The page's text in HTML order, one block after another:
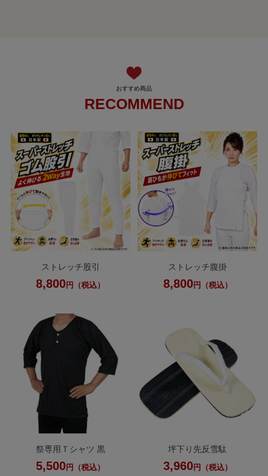
RECOMMEND
ストレッチ股引
8,800 円（税込）
ストレッチ腹掛
8,800円（税込）
祭専用Ｔシャツ 黒
5,500 円（税込）
坪下り先反雪駄
3,960円（税込）